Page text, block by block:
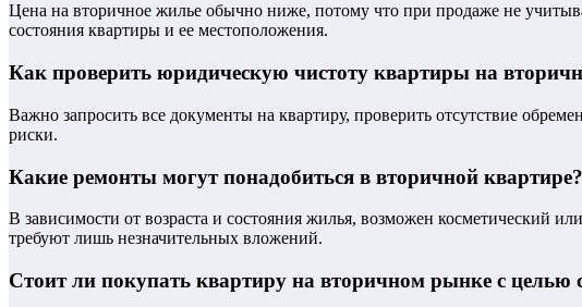
Цена на вторичное жилье обычно ниже, потому что при продаже не
состояния квартиры и ее местоположения.
Как проверить юридическую чистоту квартиры на
Важно запросить все документы на квартиру, проверить отсутствие
риски.
Какие ремонты могут понадобиться в вторичной квартире?
В зависимости от возраста и состояния жилья, возможен косметический
требуют лишь незначительных вложений.
Стоит ли покупать квартиру на вторичном рынке с целью